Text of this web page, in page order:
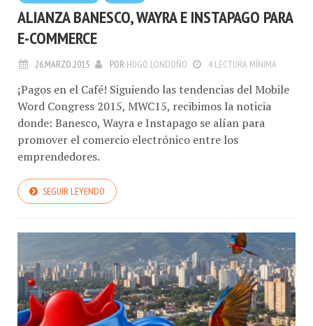
ALIANZA BANESCO, WAYRA E INSTAPAGO PARA
E-COMMERCE
26.MARZO.2015 POR HUGO LONDOÑO 4 LECTURA MÍNIMA
¡Pagos en el Café! Siguiendo las tendencias del Mobile
Word Congress 2015, MWC15, recibimos la noticia
donde: Banesco, Wayra e Instapago se alían para
promover el comercio electrónico entre los
emprendedores.
SEGUIR LEYENDO